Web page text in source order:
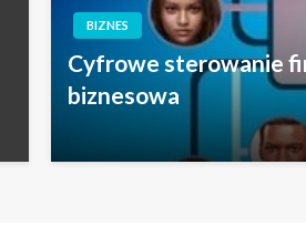
BIZNES
Cyfrowe sterowanie
biznesowa